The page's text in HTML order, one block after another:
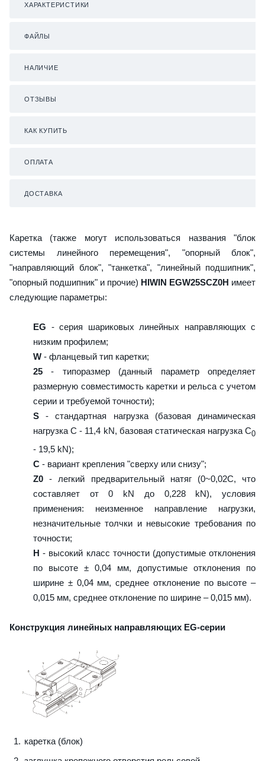
ХАРАКТЕРИСТИКИ
ФАЙЛЫ
НАЛИЧИЕ
ОТЗЫВЫ
КАК КУПИТЬ
ОПЛАТА
ДОСТАВКА
Каретка (также могут использоваться названия "блок
системы линейного перемещения", "опорный блок",
"направляющий блок", "танкетка", "линейный подшипник",
"опорный подшипник" и прочие) HIWIN EGW25SCZ0H имеет
следующие параметры:
EG - серия шариковых линейных направляющих с
низким профилем;
W - фланцевый тип каретки;
25 - типоразмер (данный параметр определяет
размерную совместимость каретки и рельса с учетом
серии и требуемой точности);
S - стандартная нагрузка (базовая динамическая
нагрузка C - 11,4 kN, базовая статическая нагрузка С0
- 19,5 kN);
C - вариант крепления "сверху или снизу";
Z0 - легкий предварительный натяг (0~0,02C, что
составляет от 0 kN до 0,228 kN), условия
применения: неизменное направление нагрузки,
незначительные толчки и невысокие требования по
точности;
H - высокий класс точности (допустимые отклонения
по высоте ± 0,04 мм, допустимые отклонения по
ширине ± 0,04 мм, среднее отклонение по высоте –
0,015 мм, среднее отклонение по ширине – 0,015 мм).
Конструкция линейных направляющих EG-серии
каретка (блок)